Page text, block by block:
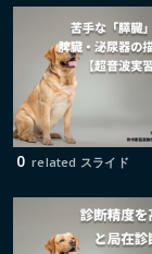
0 related スライド